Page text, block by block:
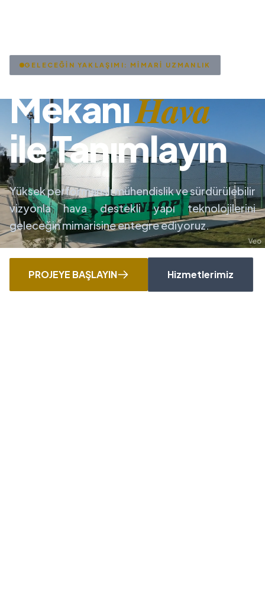
GELECEĞİN YAKLAŞIMI: MİMARİ UZMANLIK
MekanıHava
ile Tanımlayın
Yüksek performanslı mühendislik ve sürdürülebilir
vizyonla hava destekli yapı teknolojilerini
geleceğin mimarisine entegre ediyoruz.
PROJEYE BAŞLAYIN Hizmetlerimiz